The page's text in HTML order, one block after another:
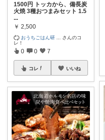
1500円 トッカから、備長炭
火焼 3種おつまみセット 1.5
...
￥ 2,500
おうちごはん研
さんのコ
レ！
0 0 7
コレ いいね